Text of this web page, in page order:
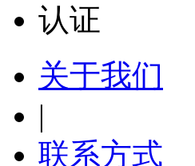
关于我们
|
联系方式